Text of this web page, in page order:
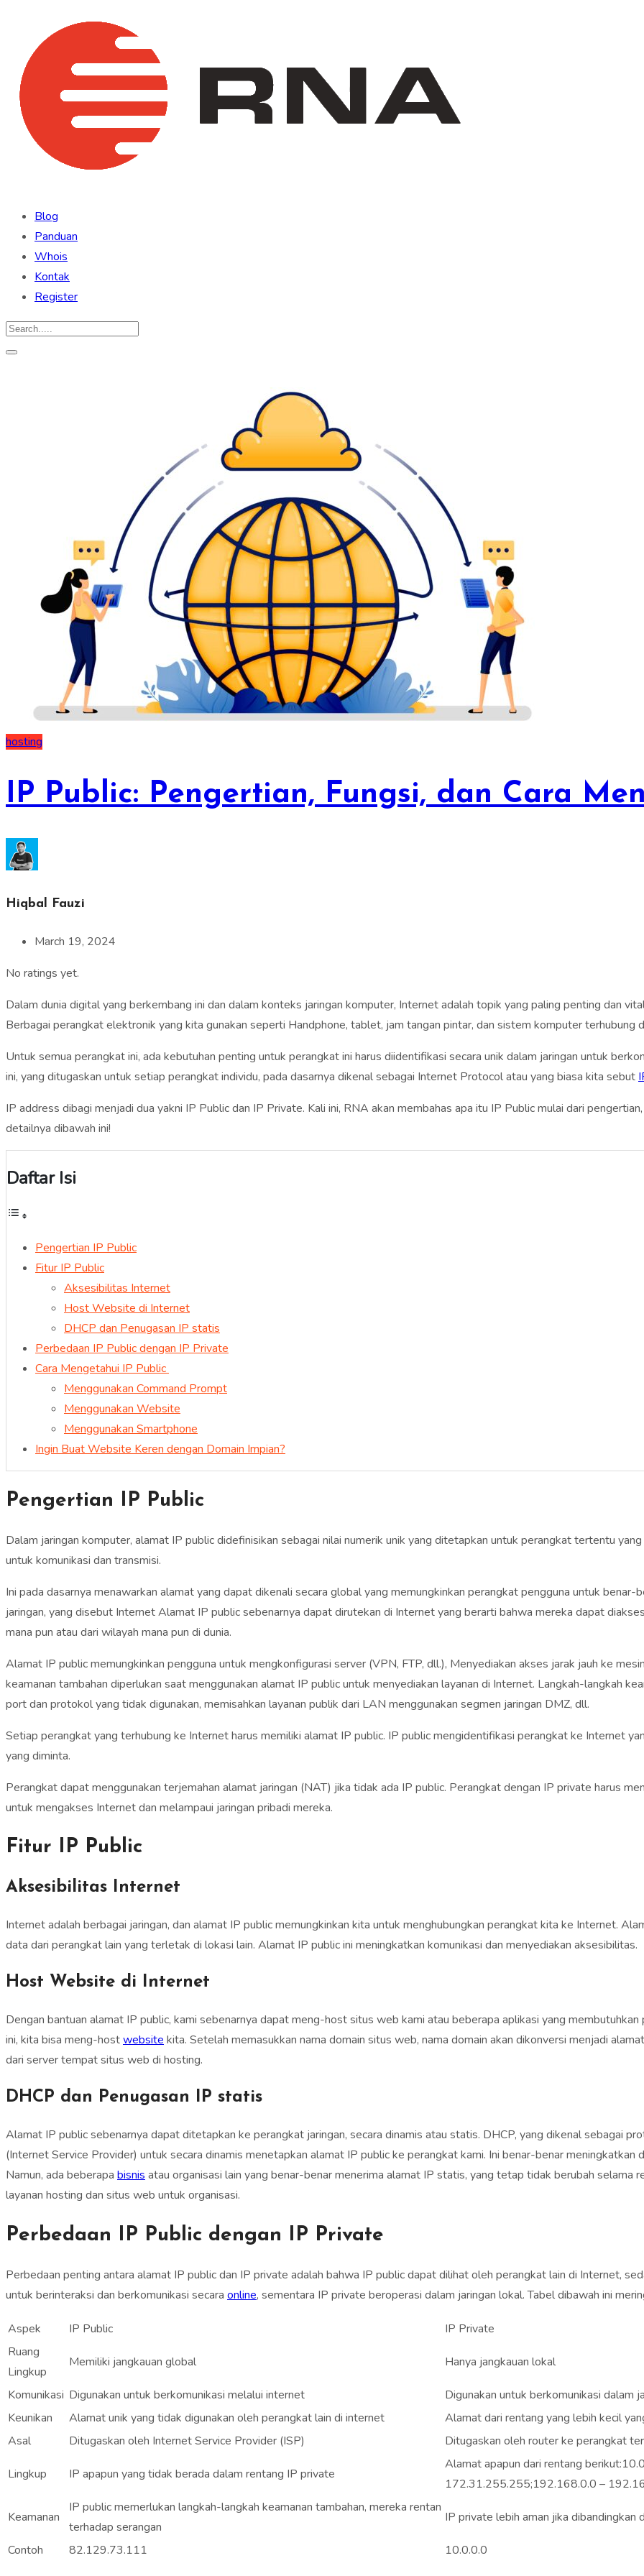
Blog
Panduan
Whois
Kontak
Register
hosting
IP Public: Pengertian, Fungsi, dan Cara
Hiqbal Fauzi
March 19, 2024
No ratings yet.
Dalam dunia digital yang berkembang ini dan dalam konteks jaringan komputer, Internet adalah topik yang paling penting dan
Berbagai perangkat elektronik yang kita gunakan seperti Handphone, tablet, jam tangan pintar, dan sistem komputer terhubung
Untuk semua perangkat ini, ada kebutuhan penting untuk perangkat ini harus diidentifikasi secara unik dalam jaringan untuk
ini, yang ditugaskan untuk setiap perangkat individu, pada dasarnya dikenal sebagai Internet Protocol atau yang biasa kita sebut
IP address dibagi menjadi dua yakni IP Public dan IP Private. Kali ini, RNA akan membahas apa itu IP Public mulai dari
detailnya dibawah ini!
Daftar Isi
Pengertian IP Public
Fitur IP Public
Aksesibilitas Internet
Host Website di Internet
DHCP dan Penugasan IP statis
Perbedaan IP Public dengan IP Private
Cara Mengetahui IP Public
Menggunakan Command Prompt
Menggunakan Website
Menggunakan Smartphone
Ingin Buat Website Keren dengan Domain Impian?
Pengertian IP Public
Dalam jaringan komputer, alamat IP public didefinisikan sebagai nilai numerik unik yang ditetapkan untuk perangkat tertentu
untuk komunikasi dan transmisi.
Ini pada dasarnya menawarkan alamat yang dapat dikenali secara global yang memungkinkan perangkat pengguna untuk
jaringan, yang disebut Internet Alamat IP public sebenarnya dapat dirutekan di Internet yang berarti bahwa mereka dapat
mana pun atau dari wilayah mana pun di dunia.
Alamat IP public memungkinkan pengguna untuk mengkonfigurasi server (VPN, FTP, dll.), Menyediakan akses jarak jauh ke
keamanan tambahan diperlukan saat menggunakan alamat IP public untuk menyediakan layanan di Internet. Langkah-langkah
port dan protokol yang tidak digunakan, memisahkan layanan publik dari LAN menggunakan segmen jaringan DMZ, dll.
Setiap perangkat yang terhubung ke Internet harus memiliki alamat IP public. IP public mengidentifikasi perangkat ke Internet
yang diminta.
Perangkat dapat menggunakan terjemahan alamat jaringan (NAT) jika tidak ada IP public. Perangkat dengan IP private harus
untuk mengakses Internet dan melampaui jaringan pribadi mereka.
Fitur IP Public
Aksesibilitas Internet
Internet adalah berbagai jaringan, dan alamat IP public memungkinkan kita untuk menghubungkan perangkat kita ke Internet.
data dari perangkat lain yang terletak di lokasi lain. Alamat IP public ini meningkatkan komunikasi dan menyediakan aksesibilitas.
Host Website di Internet
Dengan bantuan alamat IP public, kami sebenarnya dapat meng-host situs web kami atau beberapa aplikasi yang membutuhkan
ini, kita bisa meng-hostwebsite kita. Setelah memasukkan nama domain situs web, nama domain akan dikonversi menjadi
dari server tempat situs web di hosting.
DHCP dan Penugasan IP statis
Alamat IP public sebenarnya dapat ditetapkan ke perangkat jaringan, secara dinamis atau statis. DHCP, yang dikenal sebagai
(Internet Service Provider) untuk secara dinamis menetapkan alamat IP public ke perangkat kami. Ini benar-benar
Namun, ada beberapa bisnis atau organisasi lain yang benar-benar menerima alamat IP statis, yang tetap tidak berubah
layanan hosting dan situs web untuk organisasi.
Perbedaan IP Public dengan IP Private
Perbedaan penting antara alamat IP public dan IP private adalah bahwa IP public dapat dilihat oleh perangkat lain di Internet,
untuk berinteraksi dan berkomunikasi secara online, sementara IP private beroperasi dalam jaringan lokal. Tabel dibawah ini
Aspek IP Public
IP Private
Ruang
Lingkup
Memiliki jangkauan global Hanya jangkauan lokal
Komunikasi Digunakan untuk berkomunikasi melalui internet
Digunakan untuk berkomunikasi dalam
Keunikan
Alamat unik yang tidak digunakan oleh perangkat lain di internet
Alamat dari rentang yang lebih kecil
Asal
Ditugaskan oleh Internet Service Provider (ISP) Ditugaskan oleh router ke perangkat
Lingkup IP apapun yang tidak berada dalam rentang IP private
Alamat apapun dari rentang
172.31.255.255;192.168.0.0 –
Keamanan
IP public memerlukan langkah-langkah keamanan tambahan, mereka rentan
terhadap serangan
IP private lebih aman jika dibandingkan
Contoh 82.129.73.111 10.0.0.0